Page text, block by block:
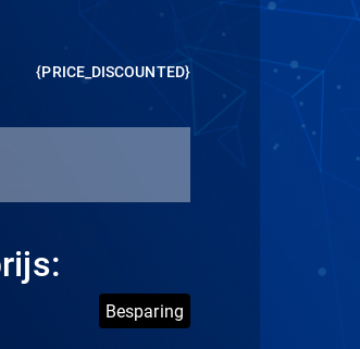
{PRICE_DISCOUNTED}
Besparing